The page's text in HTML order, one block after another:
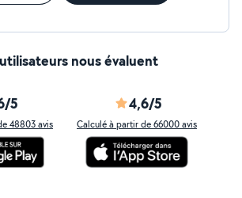
nous évaluent
5
48803 avis
4,6/5
Calculé à partir de 66000 avis